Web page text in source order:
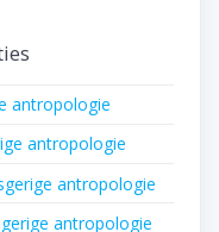
antropologie
antropologie
antropologie
antropologie